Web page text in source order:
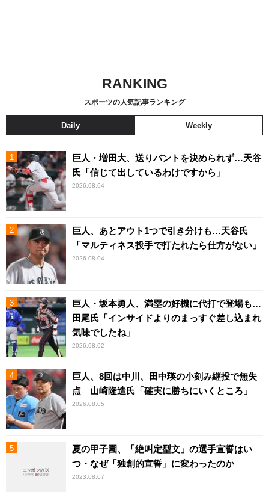
RANKING
スポーツの人気記事ランキング
Daily Weekly
巨人・増田大、送りバントを決められず…天谷
氏「信じて出しているわけですから」
2026.08.04
巨人、あとアウト1つで引き分けも…天谷氏
「マルティネス投手で打たれたら仕方がない」
2026.08.04
巨人・坂本勇人、満塁の好機に代打で登場も…
田尾氏「インサイドよりのまっすぐ差し込まれ
気味でしたね」
2026.08.02
巨人、8回は中川、田中瑛の小刻み継投で無失
点 山崎隆造氏「確実に勝ちにいくところ」
2026.08.05
夏の甲子園、「絶叫定型文」の選手宣誓はい
つ・なぜ「独創的宣誓」に変わったのか
2023.08.07